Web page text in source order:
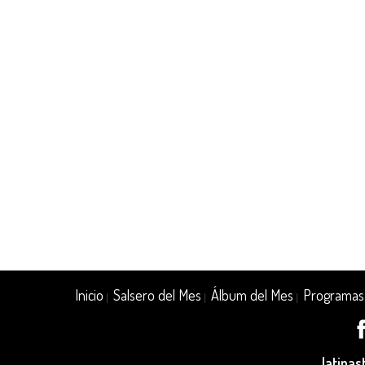
Inicio |Salsero del Mes |Álbum del Mes Programas